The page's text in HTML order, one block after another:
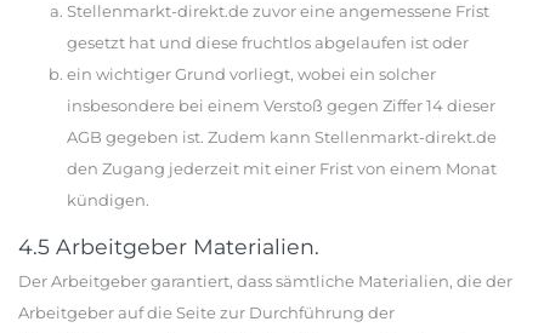
Stellenmarkt-direkt.de zuvor eine angemessene Frist
gesetzt hat und diese fruchtlos abgelaufen ist oder
ein wichtiger Grund vorliegt, wobei ein solcher
insbesondere bei einem Verstoß gegen Ziffer 14 dieser
AGB gegeben ist. Zudem kann Stellenmarkt-direkt.de
den Zugang jederzeit mit einer Frist von einem Monat
kündigen.
4.5 Arbeitgeber Materialien.
Der Arbeitgeber garantiert, dass sämtliche Materialien, die der
Arbeitgeber auf die Seite zur Durchführung der